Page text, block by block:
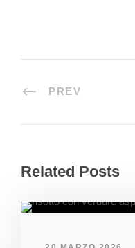
PREV
Related Posts